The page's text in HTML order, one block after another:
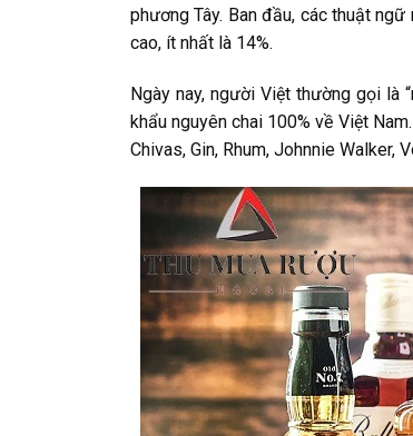
phương Tây. Ban đầu, các thuật
cao, ít nhất là 14%.
Ngày nay, người Việt thường gọi là
khẩu nguyên chai 100% về Việt
Chivas, Gin, Rhum, Johnnie Walker,